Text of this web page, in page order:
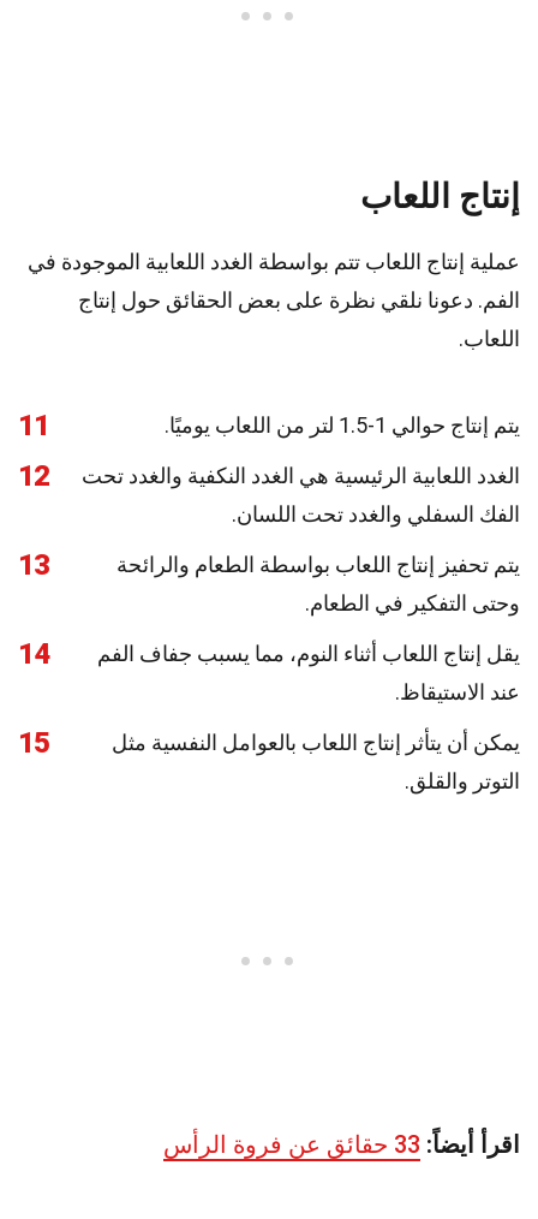
إنتاج اللعاب
عملية إنتاج اللعاب تتم بواسطة الغدد اللعابية الموجودة في
الفم. دعونا نلقي نظرة على بعض الحقائق حول إنتاج
اللعاب.
11 يتم إنتاج حوالي 1-1.5 لتر من اللعاب يوميًا.
12
الغدد اللعابية الرئيسية هي الغدد النكفية والغدد تحت
الفك السفلي والغدد تحت اللسان.
13
يتم تحفيز إنتاج اللعاب بواسطة الطعام والرائحة
وحتى التفكير في الطعام.
14
يقل إنتاج اللعاب أثناء النوم، مما يسبب جفاف الفم
عند الاستيقاظ.
15
يمكن أن يتأثر إنتاج اللعاب بالعوامل النفسية مثل
التوتر والقلق.
اقرأ أيضاً: 33 حقائق عن فروة الرأس